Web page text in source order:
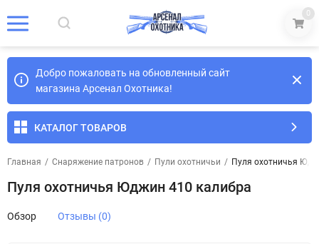
0
Добро пожаловать на обновленный сайт
магазина Арсенал Охотника!
КАТАЛОГ ТОВАРОВ
Главная / Снаряжение патронов / Пули охотничьи / Пуля охотничья
Пуля охотничья Юджин 410 калибра
Обзор Отзывы (0)